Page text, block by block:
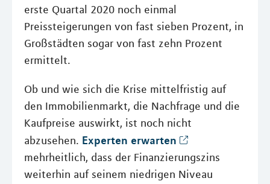
erste Quartal 2020 noch einmal
Preissteigerungen von fast sieben Prozent, in
Großstädten sogar von fast zehn Prozent
ermittelt.
Ob und wie sich die Krise mittelfristig auf
den Immobilienmarkt, die Nachfrage und die
Kaufpreise auswirkt, ist noch nicht
abzusehen. Experten erwarten
mehrheitlich, dass der Finanzierungszins
weiterhin auf seinem niedrigen Niveau